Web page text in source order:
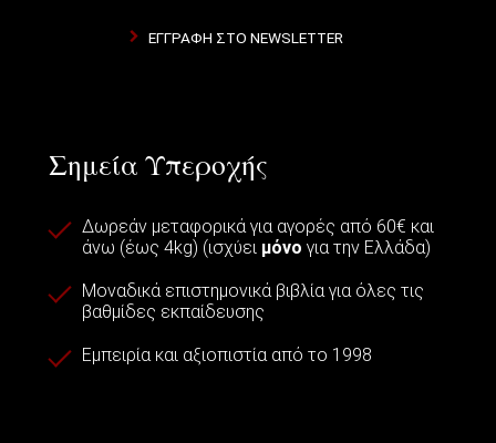
ΕΓΓΡΑΦΉ ΣΤΟ NEWSLETTER
Σημεία Υπεροχής
Δωρεάν μεταφορικά για αγορές από 60€ και
άνω (έως 4kg) (ισχύει μόνο για την Ελλάδα)
Μοναδικά επιστημονικά βιβλία για όλες τις
βαθμίδες εκπαίδευσης
Εμπειρία και αξιοπιστία από το 1998